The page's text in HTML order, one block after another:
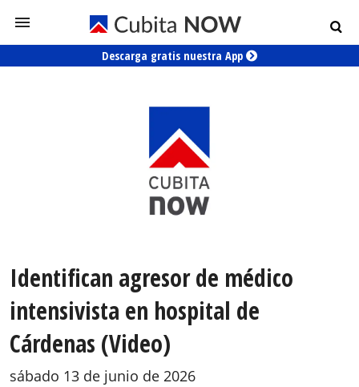
Descarga gratis nuestra App
Identifican agresor de médico
intensivista en hospital de
Cárdenas (Video)
sábado 13 de junio de 2026